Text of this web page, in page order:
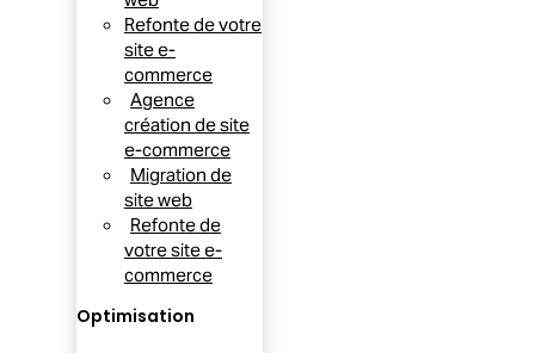
Refonte de votre
site e-
commerce
Agence
création de site
e-commerce
Migration de
site web
Refonte de
votre site e-
commerce
Optimisation